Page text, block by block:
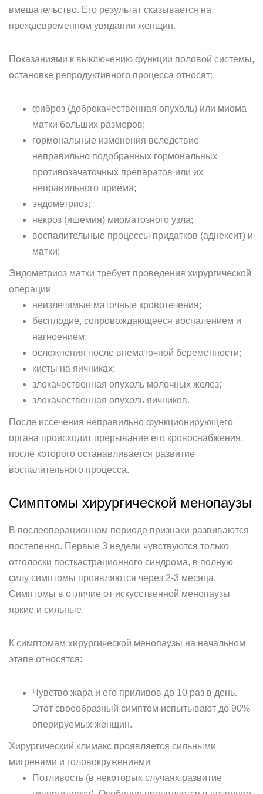
вмешательство. Его результат сказывается на
преждевременном увядании женщин.
Показаниями к выключению функции половой системы,
остановке репродуктивного процесса относят:
фиброз (доброкачественная опухоль) или миома
матки больших размеров;
гормональные изменения вследствие
неправильно подобранных гормональных
противозачаточных препаратов или их
неправильного приема;
эндометриоз;
некроз (ишемия) миоматозного узла;
воспалительные процессы придатков (аднексит) и
матки;
Эндометриоз матки требует проведения хирургической
операции
неизлечимые маточные кровотечения;
бесплодие, сопровождающееся воспалением и
нагноением;
осложнения после внематочной беременности;
кисты на яичниках;
злокачественная опухоль молочных желез;
злокачественная опухоль яичников.
После иссечения неправильно функционирующего
органа происходит прерывание его кровоснабжения,
после которого останавливается развитие
воспалительного процесса.
Симптомы хирургической менопаузы
В послеоперационном периоде признаки развиваются
постепенно. Первые 3 недели чувствуются только
отголоски посткастрационного синдрома, в полную
силу симптомы проявляются через 2-3 месяца.
Симптомы в отличие от искусственной менопаузы
яркие и сильные.
К симптомам хирургической менопаузы на начальном
этапе относятся:
Чувство жара и его приливов до 10 раз в день.
Этот своеобразный симптом испытывают до 90%
оперируемых женщин.
Хирургический климакс проявляется сильными
мигренями и головокружениями
Потливость (в некоторых случаях развитие